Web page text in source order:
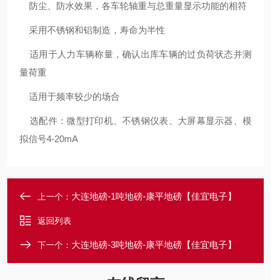
防尘、防水效果，各车轮轴重与总重量显示功能的相符
采用不锈钢和铝制造，寿命为半性
适用于人力车辆称量，确认出库车辆的过负荷状态并测
量荷重
适用于频率较少的场合
选配件：微型打印机、不锈钢仪表、大屏幕显示器、模
拟信号4-20mA
上一个： 大连地磅-1吨地磅-康平地磅【佳宜电子】
返回列表
下一个： 大连地磅-3吨地磅-康平地磅【佳宜电子】